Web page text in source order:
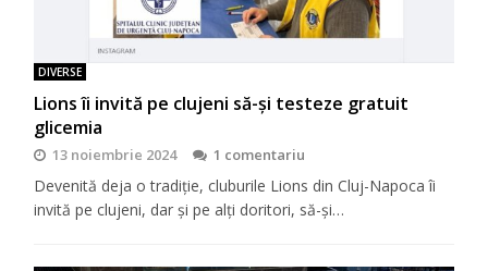
DIVERSE
Lions îi invită pe clujeni să-şi testeze gratuit
glicemia
13 noiembrie 2024 1 comentariu
Devenită deja o tradiţie, cluburile Lions din Cluj-Napoca îi
invită pe clujeni, dar şi pe alţi doritori, să-şi…